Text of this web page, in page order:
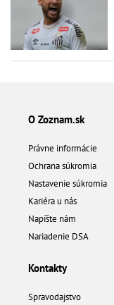
O Zoznam.sk
Právne informácie
Ochrana súkromia
Nastavenie súkromia
Kariéra u nás
Napíšte nám
Nariadenie DSA
Kontakty
Spravodajstvo